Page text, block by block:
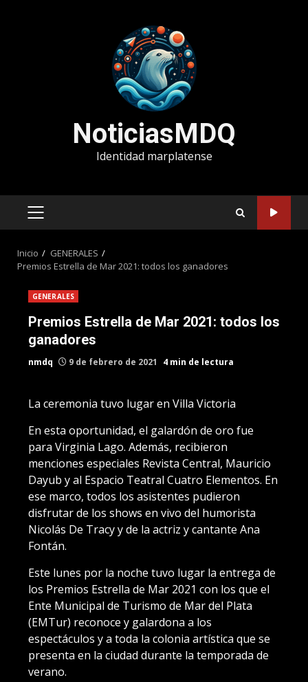
NoticiasMDQ
Identidad marplatense
MENÚ
Inicio
GENERALES
Premios Estrella de Mar 2021: todos los ganadores
GENERALES
Premios Estrella de Mar 2021: todos los
ganadores
nmdq 9 de febrero de 2021 4 min de lectura
La ceremonia tuvo lugar en Villa Victoria
En esta oportunidad, el galardón de oro fue
para Virginia Lago. Además, recibieron
menciones especiales Revista Central, Mauricio
Dayub y al Espacio Teatral Cuatro Elementos. En
ese marco, todos los asistentes pudieron
disfrutar de los shows en vivo del humorista
Nicolás De Tracy y de la actriz y cantante Ana
Fontán.
Este lunes por la noche tuvo lugar la entrega de
los Premios Estrella de Mar 2021 con los que el
Ente Municipal de Turismo de Mar del Plata
(EMTur) reconoce y galardona a los
espectáculos y a toda la colonia artística que se
presenta en la ciudad durante la temporada de
verano.